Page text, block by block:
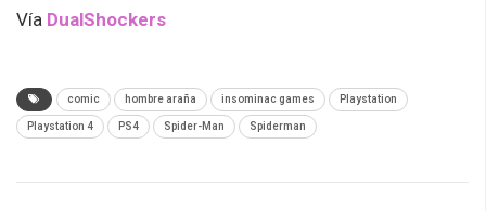
Vía DualShockers
comic hombre araña insominac games Playstation
Playstation 4 PS4 Spider-Man Spiderman